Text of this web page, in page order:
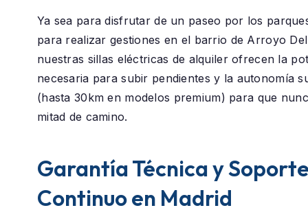
Ya sea para disfrutar de un paseo por los
para realizar gestiones en el barrio de Arroyo
nuestras sillas eléctricas de alquiler ofrecen la
necesaria para subir pendientes y la autonomía
(hasta 30km en modelos premium) para que
mitad de camino.
Garantía Técnica y
Continuo en Madrid